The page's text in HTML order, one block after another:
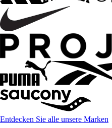
Entdecken Sie alle unsere Marken